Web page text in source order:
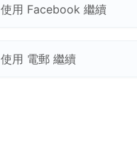
使用 Facebook 繼續
使用 電郵 繼續